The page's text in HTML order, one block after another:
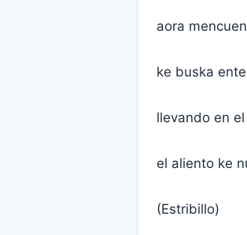
aora
ke buska
llevando en
el aliento ke
(Estribillo)